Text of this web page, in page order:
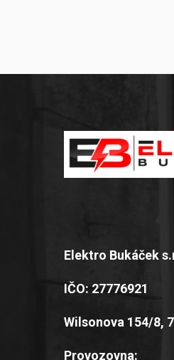
Elektro Bukáček
IČO: 27776921
Wilsonova 154/8,
Provozovna: